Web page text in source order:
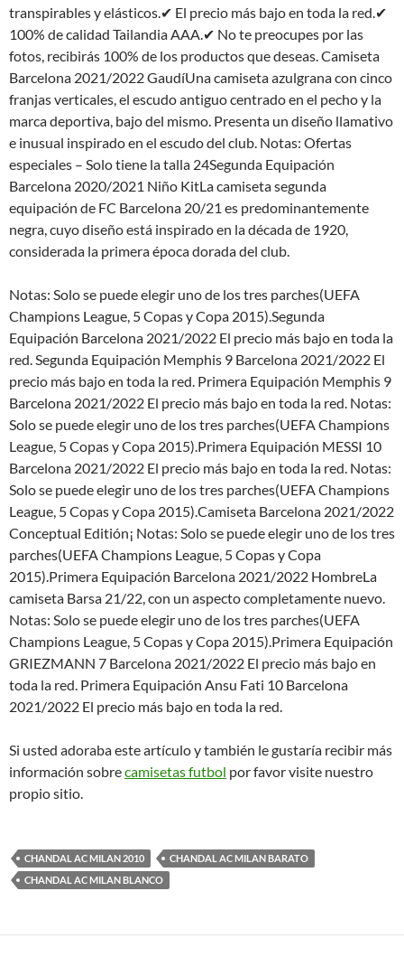
transpirables y elásticos.✔ El precio más bajo en toda la red.✔
100% de calidad Tailandia AAA.✔ No te preocupes por las
fotos, recibirás 100% de los productos que deseas. Camiseta
Barcelona 2021/2022 GaudíUna camiseta azulgrana con cinco
franjas verticales, el escudo antiguo centrado en el pecho y la
marca deportiva, bajo del mismo. Presenta un diseño llamativo
e inusual inspirado en el escudo del club. Notas: Ofertas
especiales – Solo tiene la talla 24Segunda Equipación
Barcelona 2020/2021 Niño KitLa camiseta segunda
equipación de FC Barcelona 20/21 es predominantemente
negra, cuyo diseño está inspirado en la década de 1920,
considerada la primera época dorada del club.
Notas: Solo se puede elegir uno de los tres parches(UEFA
Champions League, 5 Copas y Copa 2015).Segunda
Equipación Barcelona 2021/2022 El precio más bajo en toda la
red. Segunda Equipación Memphis 9 Barcelona 2021/2022 El
precio más bajo en toda la red. Primera Equipación Memphis 9
Barcelona 2021/2022 El precio más bajo en toda la red. Notas:
Solo se puede elegir uno de los tres parches(UEFA Champions
League, 5 Copas y Copa 2015).Primera Equipación MESSI 10
Barcelona 2021/2022 El precio más bajo en toda la red. Notas:
Solo se puede elegir uno de los tres parches(UEFA Champions
League, 5 Copas y Copa 2015).Camiseta Barcelona 2021/2022
Conceptual Editión¡ Notas: Solo se puede elegir uno de los tres
parches(UEFA Champions League, 5 Copas y Copa
2015).Primera Equipación Barcelona 2021/2022 HombreLa
camiseta Barsa 21/22, con un aspecto completamente nuevo.
Notas: Solo se puede elegir uno de los tres parches(UEFA
Champions League, 5 Copas y Copa 2015).Primera Equipación
GRIEZMANN 7 Barcelona 2021/2022 El precio más bajo en
toda la red. Primera Equipación Ansu Fati 10 Barcelona
2021/2022 El precio más bajo en toda la red.
Si usted adoraba este artículo y también le gustaría recibir más
información sobrecamisetas futbol por favor visite nuestro
propio sitio.
CHANDAL AC MILAN 2010
CHANDAL AC MILAN BARATO
CHANDAL AC MILAN BLANCO